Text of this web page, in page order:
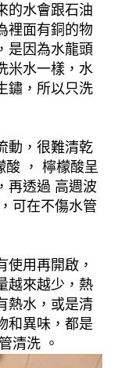
的水會跟石油
裡面有銅的物
是因為水龍頭
米水一樣，水
鏽，所以只洗
動，很難清乾
酸 ， 檸檬酸呈
再透過 高週波
可在不傷水管
使用再開啟，
越來越少，熱
熱水，或是清
和異味，都是
清洗 。